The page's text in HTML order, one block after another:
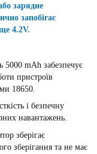
зарядне
запобігає
4.2V.
5000 mAh забезпечує
пристроїв
18650.
і безпечну
навантажень.
зберігає
зберігання та не має